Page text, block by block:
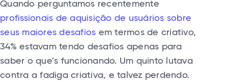
Quando perguntamos recentemente
profissionais de aquisição de usuários sobre
seus maiores desafios em termos de criativo,
34% estavam tendo desafios apenas para
saber o que’s funcionando. Um quinto lutava
contra a fadiga criativa, e talvez perdendo.